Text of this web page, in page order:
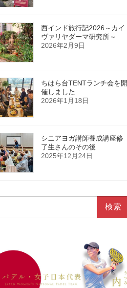
西インド旅行記2026～カイ
ヴァリヤダーマ研究所～
2026年2月9日
ちはら台TENTランチ会を開
催しました
2026年1月18日
シニアヨガ講師養成講座修
了生さんのその後
2025年12月24日